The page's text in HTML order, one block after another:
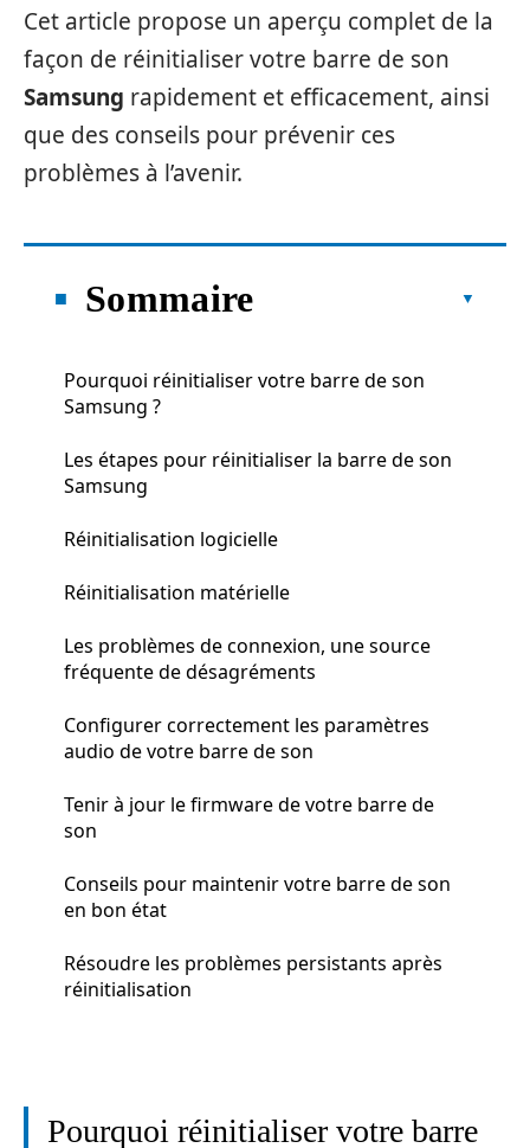
Cet article propose un aperçu complet de la
façon de réinitialiser votre barre de son
Samsung rapidement et efficacement, ainsi
que des conseils pour prévenir ces
problèmes à l’avenir.
Sommaire
Pourquoi réinitialiser votre barre de son
Samsung ?
Les étapes pour réinitialiser la barre de son
Samsung
Réinitialisation logicielle
Réinitialisation matérielle
Les problèmes de connexion, une source
fréquente de désagréments
Configurer correctement les paramètres
audio de votre barre de son
Tenir à jour le firmware de votre barre de
son
Conseils pour maintenir votre barre de son
en bon état
Résoudre les problèmes persistants après
réinitialisation
Pourquoi réinitialiser votre barre